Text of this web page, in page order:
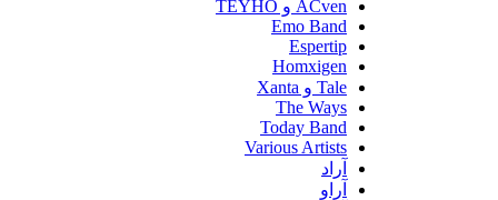
ACven و TEYHO
Emo Band
Espertip
Homxigen
The Ways
Today Band
Various Artists